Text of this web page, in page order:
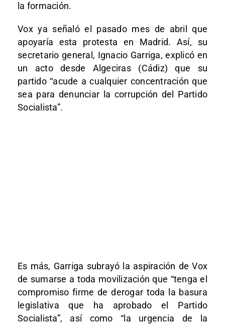
la formación.
Vox ya señaló el pasado mes de abril que
apoyaría esta protesta en Madrid. Así, su
secretario general, Ignacio Garriga, explicó en
un acto desde Algeciras (Cádiz) que su
partido “acude a cualquier concentración que
sea para denunciar la corrupción del Partido
Socialista”.
Es más, Garriga subrayó la aspiración de Vox
de sumarse a toda movilización que “tenga el
compromiso firme de derogar toda la basura
legislativa que ha aprobado el Partido
Socialista”, así como “la urgencia de la